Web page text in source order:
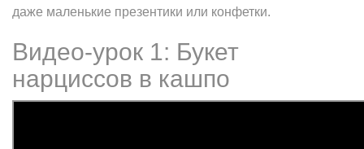
даже маленькие презентики или конфетки.
Видео-урок 1: Букет
нарциссов в кашпо